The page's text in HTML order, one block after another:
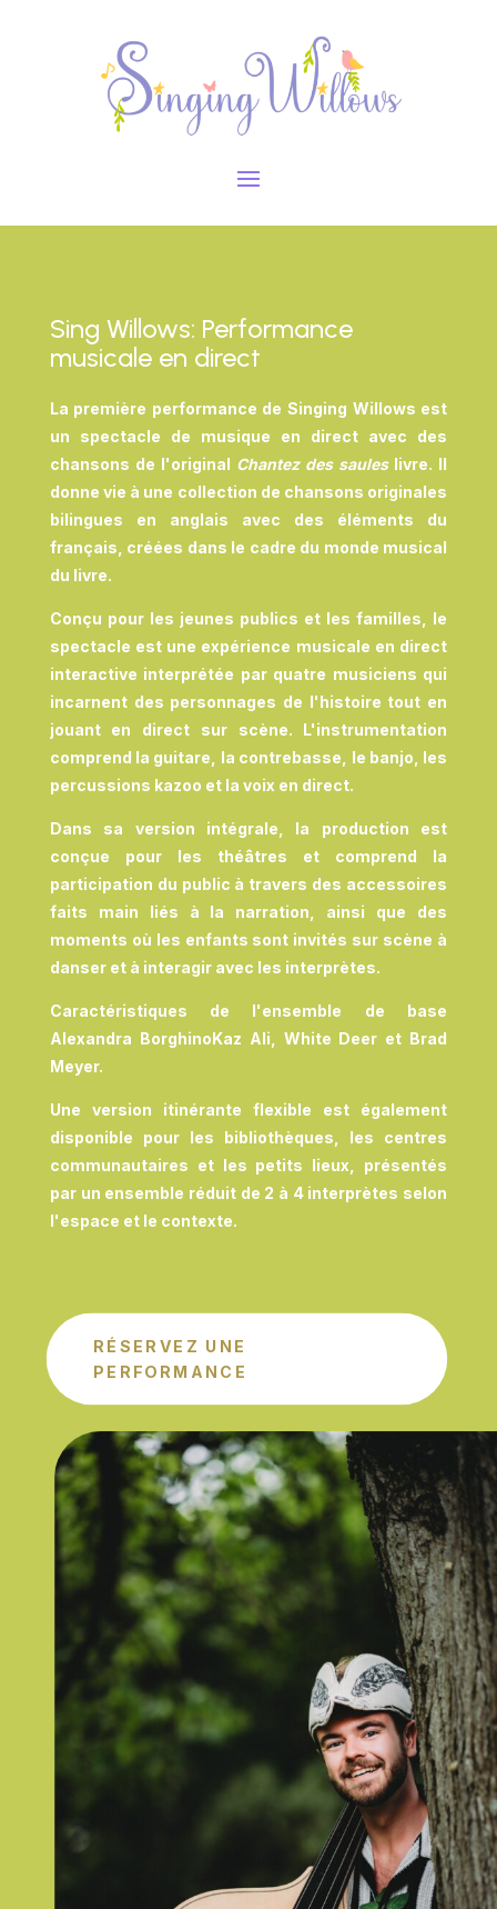
Sing Willows: Performance
musicale en direct
La première performance de Singing Willows est
un spectacle de musique en direct avec des
chansons de l'original Chantez des sauleslivre. Il
donne vie à une collection de chansons originales
bilingues en anglais avec des éléments du
français, créées dans le cadre du monde musical
du livre.
Conçu pour les jeunes publics et les familles, le
spectacle est une expérience musicale en direct
interactive interprétée par quatre musiciens qui
incarnent des personnages de l'histoire tout en
jouant en direct sur scène. L'instrumentation
comprend la guitare, la contrebasse, le banjo, les
percussions kazoo et la voix en direct.
Dans sa version intégrale, la production est
conçue pour les théâtres et comprend la
participation du public à travers des accessoires
faits main liés à la narration, ainsi que des
moments où les enfants sont invités sur scène à
danser et à interagir avec les interprètes.
Caractéristiques de l'ensemble de base
Alexandra BorghinoKaz Ali, White Deer et Brad
Meyer.
Une version itinérante flexible est également
disponible pour les bibliothèques, les centres
communautaires et les petits lieux, présentés
par un ensemble réduit de 2 à 4 interprètes selon
l'espace et le contexte.
RÉSERVEZ UNE
PERFORMANCE